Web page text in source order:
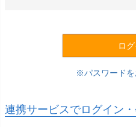
ロ
パスワード
連携サービスでログイン